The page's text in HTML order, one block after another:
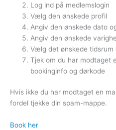
Log ind på medlemslogin
Vælg den ønskede profil
Angiv den ønskede dato
Angiv den ønskede
Vælg det ønskede tidsrum
Tjek om du har modtaget
bookinginfo og dørkode
Hvis ikke du har modtaget en
fordel tjekke din spam-mappe.
Book her